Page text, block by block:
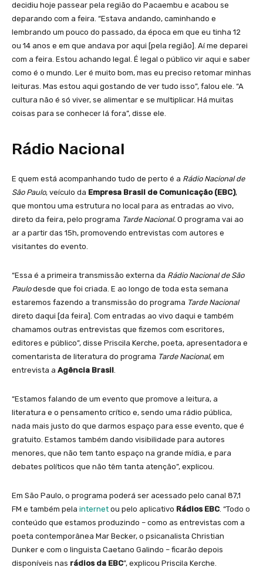
decidiu hoje passear pela região do Pacaembu e acabou se
deparando com a feira. “Estava andando, caminhando e
lembrando um pouco do passado, da época em que eu tinha 12
ou 14 anos e em que andava por aqui [pela região]. Aí me deparei
com a feira. Estou achando legal. É legal o público vir aqui e saber
como é o mundo. Ler é muito bom, mas eu preciso retomar minhas
leituras. Mas estou aqui gostando de ver tudo isso”, falou ele. “A
cultura não é só viver, se alimentar e se multiplicar. Há muitas
coisas para se conhecer lá fora”, disse ele.
Rádio Nacional
E quem está acompanhando tudo de perto é a Rádio Nacional de
São Paulo, veículo da Empresa Brasil de Comunicação (EBC),
que montou uma estrutura no local para as entradas ao vivo,
direto da feira, pelo programa Tarde Nacional. O programa vai ao
ar a partir das 15h, promovendo entrevistas com autores e
visitantes do evento.
“Essa é a primeira transmissão externa da Rádio Nacional de São
Paulodesde que foi criada. E ao longo de toda esta semana
estaremos fazendo a transmissão do programa Tarde Nacional
direto daqui [da feira]. Com entradas ao vivo daqui e também
chamamos outras entrevistas que fizemos com escritores,
editores e público”, disse Priscila Kerche, poeta, apresentadora e
comentarista de literatura do programa Tarde Nacional, em
entrevista a Agência Brasil.
“Estamos falando de um evento que promove a leitura, a
literatura e o pensamento crítico e, sendo uma rádio pública,
nada mais justo do que darmos espaço para esse evento, que é
gratuito. Estamos também dando visibilidade para autores
menores, que não tem tanto espaço na grande mídia, e para
debates políticos que não têm tanta atenção”, explicou.
Em São Paulo, o programa poderá ser acessado pelo canal 87,1
FM e também pela internet ou pelo aplicativo Rádios EBC. “Todo o
conteúdo que estamos produzindo – como as entrevistas com a
poeta contemporânea Mar Becker, o psicanalista Christian
Dunker e com o linguista Caetano Galindo – ficarão depois
disponíveis nas rádios da EBC”, explicou Priscila Kerche.